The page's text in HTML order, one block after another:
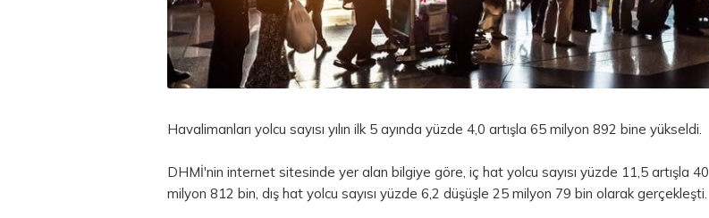
Havalimanları yolcu sayısı yılın ilk 5 ayında yüzde 4,0 artışla 65 milyon 892 bine yükseldi.
DHMİ'nin internet sitesinde yer alan bilgiye göre, iç hat yolcu sayısı yüzde 11,5 artışla 40
milyon 812 bin, dış hat yolcu sayısı yüzde 6,2 düşüşle 25 milyon 79 bin olarak gerçekleşti.